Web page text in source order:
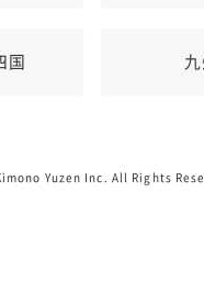
国
Yuzen Inc. All Rights